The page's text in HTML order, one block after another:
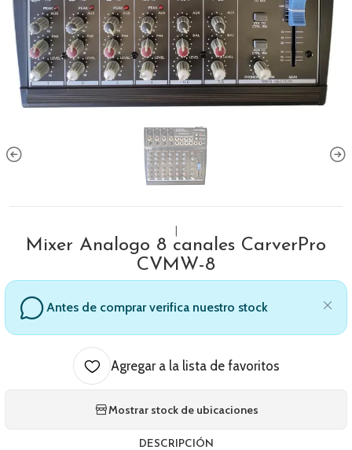
Mixer Analogo 8 canales CarverPro
CVMW-8
Antes de comprar verifica nuestro stock
Agregar a la lista de favoritos
Mostrar stock de ubicaciones
DESCRIPCIÓN